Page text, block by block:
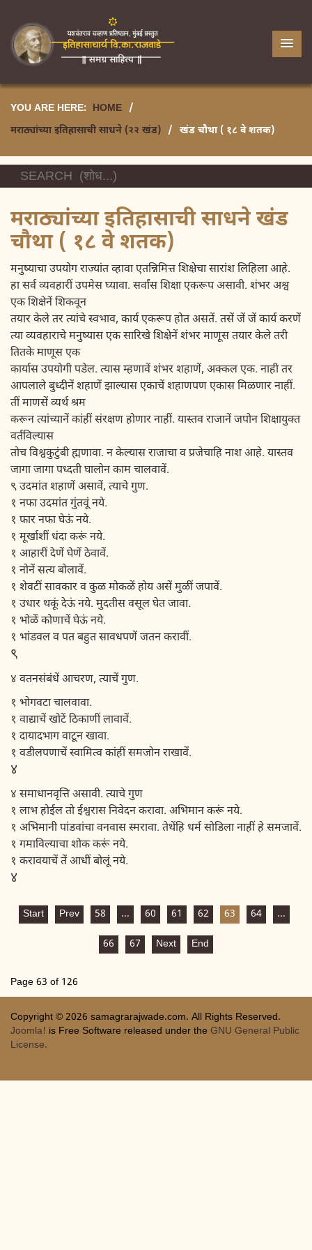
YOU ARE HERE: HOME /
मराठ्यांच्या इतिहासाची साधने (२२ खंड) / खंड चौथा ( १८ वे शतक)
मराठ्यांच्या इतिहासाची साधने खंड
चौथा ( १८ वे शतक)
मनुष्याचा उपयोग राज्यांत व्हावा एतन्निमित्त शिक्षेचा सारांश लिहिला आहे.
हा सर्व व्यवहारीं उपमेस घ्यावा. सर्वांस शिक्षा एकरूप असावी. शंभर अश्व
एक शिक्षेनें शिकवून
तयार केले तर त्यांचे स्वभाव, कार्य एकरूप होत असतें. तसें जें जें कार्य करणें
त्या व्यवहाराचे मनुष्यास एक सारिखे शिक्षेनें शंभर माणूस तयार केले तरी
तितके माणूस एक
कार्यास उपयोगी पडेल. त्यास म्हणावें शंभर शहाणें, अक्कल एक. नाही तर
आपलाले बुध्दीनें शहाणें झाल्यास एकाचें शहाणपण एकास मिळणार नाहीं.
तीं माणसें व्यर्थ श्रम
करून त्यांच्यानें कांहीं संरक्षण होणार नाहीं. यास्तव राजानें जपोन शिक्षायुक्त
वर्तविल्यास
तोच विश्वकुटुंबी ह्मणावा. न केल्यास राजाचा व प्रजेचाहि नाश आहे. यास्तव
जागा जागा पध्दती घालोन काम चालवावें.
९ उदमांत शहाणें असावें, त्याचे गुण.
१ नफा उदमांत गुंतवूं नये.
१ फार नफा घेऊं नये.
१ मूर्खाशीं धंदा करूं नये.
१ आहारीं देणें घेणें ठेवावें.
१ नोनें सत्य बोलावें.
१ शेवटीं सावकार व कुळ मोकळें होय असें मुळीं जपावें.
१ उधार थकूं देऊं नये. मुदतीस वसूल घेत जावा.
१ भोळें कोणाचें घेऊं नये.
१ भांडवल व पत बहुत सावधपणें जतन करावीं.
९
४ वतनसंबंधें आचरण, त्याचें गुण.
१ भोगवटा चालवावा.
१ वाद्याचें खोटें ठिकाणीं लावावें.
१ दायादभाग वाटून खावा.
१ वडीलपणाचें स्वामित्व कांहीं समजोन राखावें.
४
४ समाधानवृत्ति असावी. त्याचे गुण
१ लाभ होईल तो ईश्वरास निवेदन करावा. अभिमान करूं नये.
१ अभिमानी पांडवांचा वनवास स्मरावा. तेथेंहि धर्म सोडिला नाहीं हे समजावें.
१ गमाविल्याचा शोक करूं नये.
१ करावयाचें तें आधीं बोलूं नये.
४
Start Prev 58 ... 60 61 62 63 64 ...
66 67 Next End
Page 63 of 126
Copyright © 2026 samagrarajwade.com. All Rights Reserved.
Joomla! is Free Software released under the GNU General Public
License.